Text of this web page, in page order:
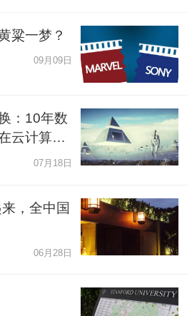
粱一梦？
09月09日
：10年数
云计算、
07月18日
，全中国
06月28日